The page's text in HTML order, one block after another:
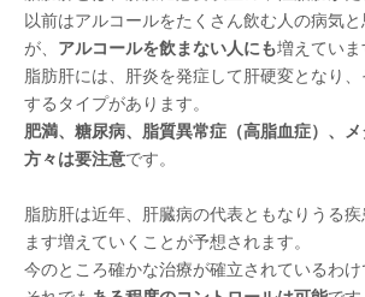
以前はアルコールをたくさん飲む人の病気
が、 アルコールを飲まない人にも増えていま
脂肪肝には、肝炎を発症して肝硬変となり
するタイプがあります。
肥満、糖尿病、脂質異常症（高脂血症）、
方々は要注意です。
脂肪肝は近年、肝臓病の代表ともなりうる
ます増えていくことが予想されます。
今のところ確かな治療が確立されているわけ